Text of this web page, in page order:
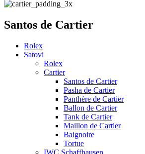
Santos de Cartier
Rolex
Satovi
Rolex
Cartier
Santos de Cartier
Pasha de Cartier
Panthère de Cartier
Ballon de Cartier
Tank de Cartier
Maillon de Cartier
Baignoire
Tortue
IWC Schaffhausen